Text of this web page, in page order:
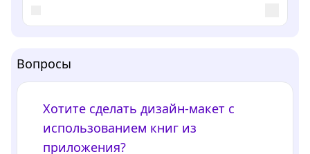
Вопросы
Хотите сделать дизайн-макет с
использованием книг из
приложения?